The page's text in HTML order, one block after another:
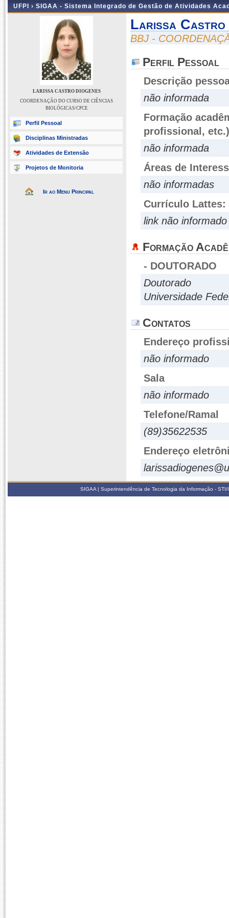
UFPI › SIGAA - Sistema Integrado de Gestão de Atividades
LARISSA CASTRO DIOGENES
COORDENAÇÃO DO CURSO DE CIÊNCIAS
BIOLÓGICAS/CPCE
Perfil Pessoal
Disciplinas Ministradas
Atividades de Extensão
Projetos de Monitoria
Ir ao Menu Principal
Larissa Castro
BBJ -
Perfil Pessoal
Descrição
não informada
Formação
profissional, etc.)
não informada
Áreas de
não informadas
Currículo Lattes:
link não informado
Formação
- DOUTORADO
Doutorado
Universidade
Contatos
Endereço
não informado
Sala
não informado
Telefone/Ramal
(89)35622535
Endereço
SIGAA | Superintendência de Tecnologia da Informação -